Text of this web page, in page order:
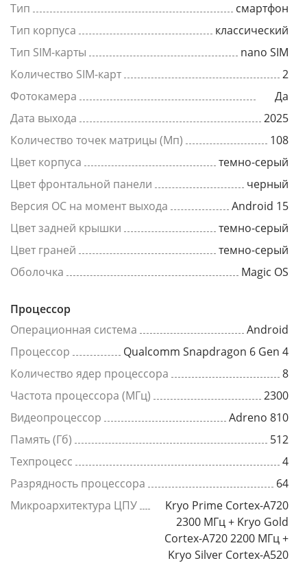
Тип
смартфон
Тип корпуса
классический
Тип SIM-карты
nano SIM
Количество SIM-карт
2
Фотокамера
Да
Дата выхода
2025
Количество точек матрицы (Мп)
108
Цвет корпуса
темно-серый
Цвет фронтальной панели
черный
Версия ОС на момент выхода
Android 15
Цвет задней крышки
темно-серый
Цвет граней
темно-серый
Оболочка
Magic OS
Процессор
Операционная система
Android
Процессор
Qualcomm Snapdragon 6 Gen 4
Количество ядер процессора
8
Частота процессора (МГц)
2300
Видеопроцессор
Adreno 810
Память (Гб)
512
Техпроцесс
4
Разрядность процессора
64
Микроархитектура ЦПУ
Kryo Prime Cortex-A720
2300 МГц + Kryo Gold
Cortex-A720 2200 МГц +
Kryo Silver Cortex-A520